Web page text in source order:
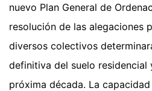
nuevo Plan General de
resolución de las alegaciones
diversos colectivos
definitiva del suelo residencial
próxima década. La